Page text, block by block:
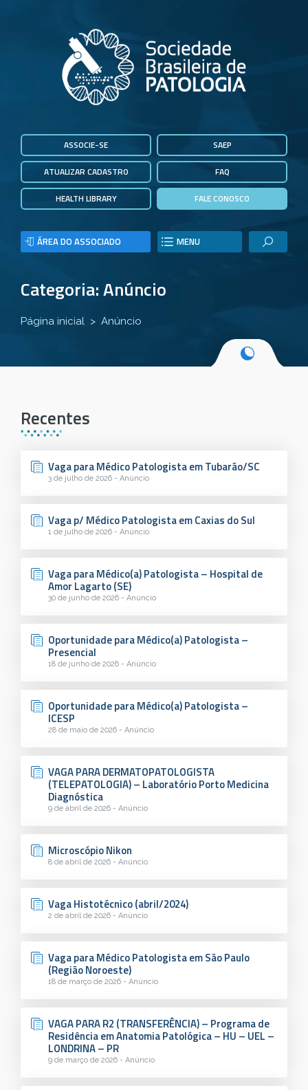
ASSOCIE-SE
ATUALIZAR CADASTRO
HEALTH LIBRARY
SAEP
FAQ
FALE CONOSCO
ÁREA DO ASSOCIADO MENU
Categoria: Anúncio
Página inicial Anúncio
Recentes
Vaga para Médico Patologista em Tubarão/SC
3 de julho de 2026 - Anúncio
Vaga p/ Médico Patologista em Caxias do Sul
1 de julho de 2026 - Anúncio
Vaga para Médico(a) Patologista – Hospital de
Amor Lagarto (SE)
30 de junho de 2026 - Anúncio
Oportunidade para Médico(a) Patologista –
Presencial
18 de junho de 2026 - Anúncio
Oportunidade para Médico(a) Patologista –
ICESP
28 de maio de 2026 - Anúncio
VAGA PARA DERMATOPATOLOGISTA
(TELEPATOLOGIA) – Laboratório Porto Medicina
Diagnóstica
9 de abril de 2026 - Anúncio
Microscópio Nikon
8 de abril de 2026 - Anúncio
Vaga Histotécnico (abril/2024)
2 de abril de 2026 - Anúncio
Vaga para Médico Patologista em São Paulo
(Região Noroeste)
18 de março de 2026 - Anúncio
VAGA PARA R2 (TRANSFERÊNCIA) – Programa de
Residência em Anatomia Patológica – HU – UEL –
LONDRINA – PR
9 de março de 2026 - Anúncio